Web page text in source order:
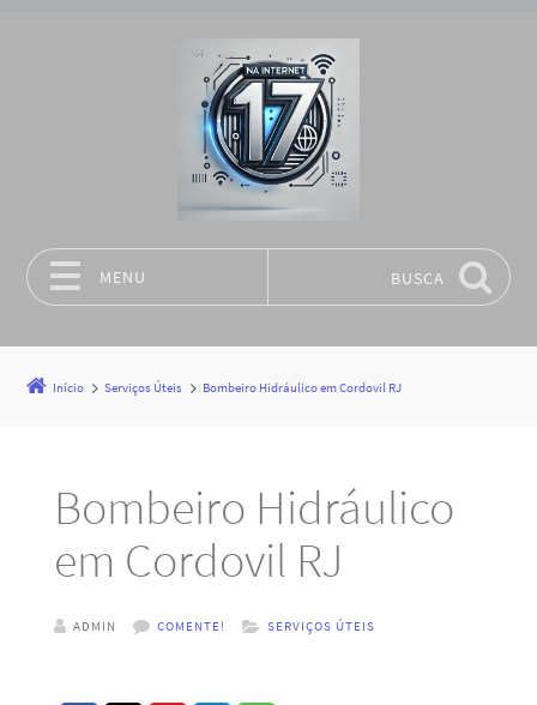
MENU BUSCA
Início Serviços Úteis Bombeiro Hidráulico em Cordovil RJ
Bombeiro Hidráulico
em Cordovil RJ
ADMIN COMENTE! SERVIÇOS ÚTEIS